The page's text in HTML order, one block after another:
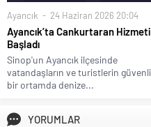
Ayancık 24 Haziran 2026 20:04
Ayancık’ta Cankurtaran Hizmeti
Başladı
Sinop'un Ayancık ilçesinde
vatandaşların ve turistlerin güvenli
bir ortamda denize...
YORUMLAR